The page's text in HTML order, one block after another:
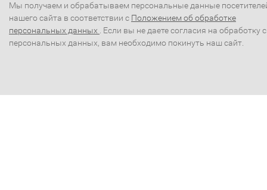
Мы получаем и обрабатываем персональные данные
нашего сайта в соответствии с Положением об обработке
персональных данных . Если вы не даете согласия на обработку
персональных данных, вам необходимо покинуть наш сайт.